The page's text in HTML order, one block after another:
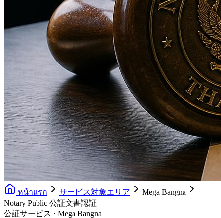
หน้าแรก サービス対象エリア
Mega Bangna
Notary Public 公証文書認証
公証サービス · Mega Bangna